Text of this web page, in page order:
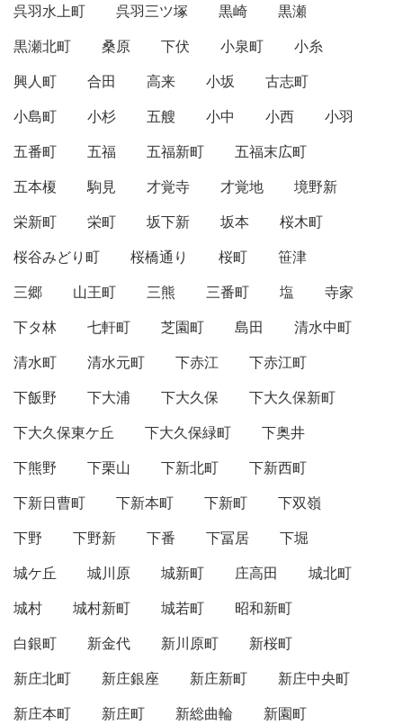
呉羽水上町
呉羽三ツ塚 黒崎
黒瀬
黒瀬北町
桑原 下伏 小泉町
小糸
興人町
合田 高来 小坂
古志町
小島町
小杉 五艘 小中 小西
小羽
五番町
五福 五福新町
五福末広町
五本榎
駒見 才覚寺 才覚地
境野新
栄新町
栄町 坂下新 坂本
桜木町
桜谷みどり町
桜橋通り 桜町
笹津
三郷
山王町 三熊 三番町 塩
寺家
下タ林
七軒町 芝園町 島田
清水中町
清水町
清水元町 下赤江
下赤江町
下飯野
下大浦 下大久保
下大久保新町
下大久保東ケ丘
下大久保緑町
下奥井
下熊野
下栗山 下新北町
下新西町
下新日曹町
下新本町 下新町
下双嶺
下野
下野新 下番 下冨居
下堀
城ケ丘
城川原 城新町 庄高田
城北町
城村
城村新町 城若町
昭和新町
白銀町
新金代 新川原町
新桜町
新庄北町
新庄銀座 新庄新町
新庄中央町
新庄本町
新庄町 新総曲輪
新園町